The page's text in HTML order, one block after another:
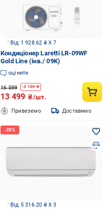
Від 1 928.62 ₴ X 7
Кондиціонер Laretti LR-09WF
Gold Line (інв./ 09K)
оцінити
16 599 -3 100 ₴
13 499 ₴/шт.
Привеземо Доставимо
Від 5 316.20 ₴ X 3